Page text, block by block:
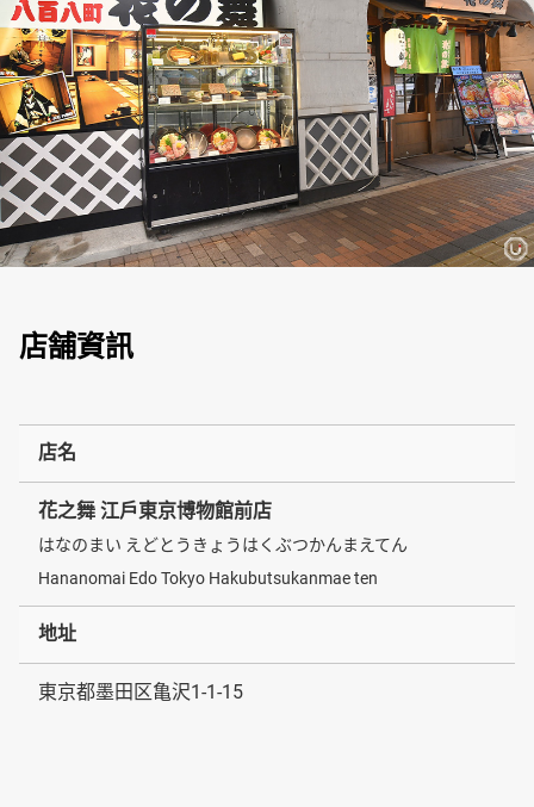
店舗資訊
店名
花之舞 江戶東京博物館前店
はなのまい えどとうきょうはくぶつかんまえてん
Hananomai Edo Tokyo Hakubutsukanmae ten
地址
東京都墨田区亀沢1-1-15